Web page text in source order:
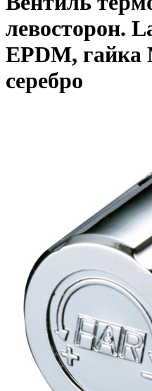
левосторон.
EPDM, гайка
серебро